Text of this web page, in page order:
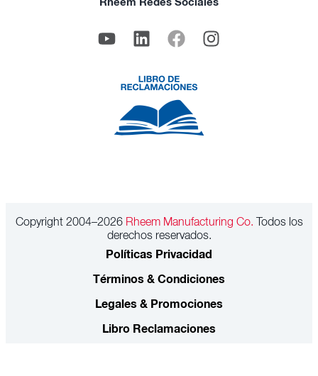
Rheem Redes Sociales
Copyright 2004–2026Rheem Manufacturing Co. Todos los
derechos reservados.
Políticas Privacidad
Términos & Condiciones
Legales & Promociones
Libro Reclamaciones